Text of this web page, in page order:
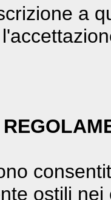
a
ostili